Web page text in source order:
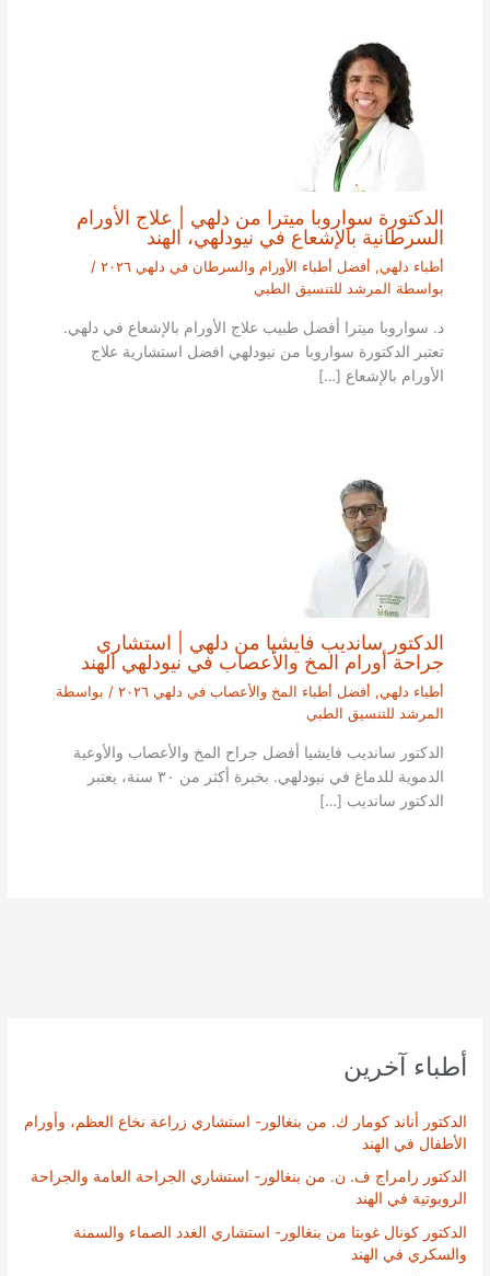
أطباء آخرين
الدكتور أناند كومار ك. من بنغالور- استشاري زراعة نخاع العظم، وأورام
الأطفال في الهند
الدكتور رامراج ف. ن. من بنغالور- استشاري الجراحة العامة والجراحة
الروبوتية في الهند
الدكتور كونال غوبتا من بنغالور- استشاري الغدد الصماء والسمنة
والسكري في الهند
الدكتورة سواروبا ميترا من دلهي | علاج الأورام
السرطانية بالإشعاع في نيودلهي، الهند
أطباء دلهي, أفضل أطباء الأورام والسرطان في دلهي ٢٠٢٦
/
بواسطة المرشد للتنسيق الطبي
د. سواروبا ميترا أفضل طبيب علاج الأورام بالإشعاع في دلهي.
تعتبر الدكتورة سواروبا من نيودلهي افضل استشارية علاج
الأورام بالإشعاع […]
الدكتور سانديب فايشيا من دلهي | استشاري
جراحة أورام المخ والأعصاب في نيودلهي الهند
أطباء دلهي, أفضل أطباء المخ والأعصاب في دلهي ٢٠٢٦
/ بواسطة
المرشد للتنسيق الطبي
الدكتور سانديب فايشيا أفضل جراح المخ والأعصاب والأوعية
الدموية للدماغ في نيودلهي. بخبرة أكثر من ٣٠ سنة، يعتبر
الدكتور سانديب […]